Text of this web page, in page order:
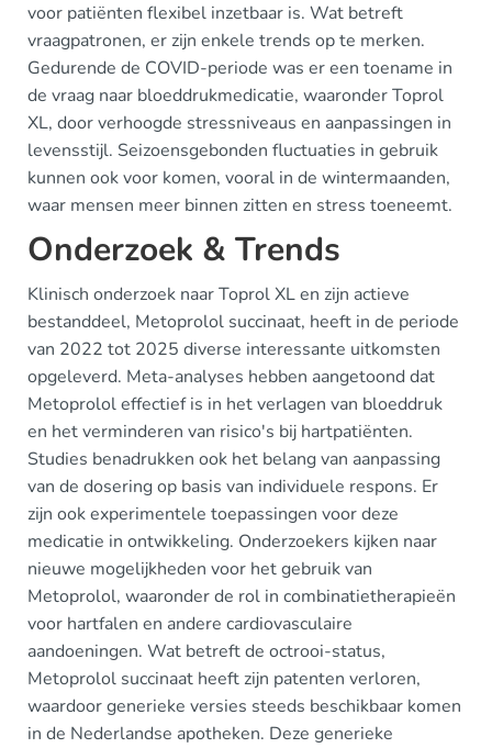
voor patiënten flexibel inzetbaar is. Wat betreft
vraagpatronen, er zijn enkele trends op te merken.
Gedurende de COVID-periode was er een toename in
de vraag naar bloeddrukmedicatie, waaronder Toprol
XL, door verhoogde stressniveaus en aanpassingen in
levensstijl. Seizoensgebonden fluctuaties in gebruik
kunnen ook voor komen, vooral in de wintermaanden,
waar mensen meer binnen zitten en stress toeneemt.
Onderzoek & Trends
Klinisch onderzoek naar Toprol XL en zijn actieve
bestanddeel, Metoprolol succinaat, heeft in de periode
van 2022 tot 2025 diverse interessante uitkomsten
opgeleverd. Meta-analyses hebben aangetoond dat
Metoprolol effectief is in het verlagen van bloeddruk
en het verminderen van risico's bij hartpatiënten.
Studies benadrukken ook het belang van aanpassing
van de dosering op basis van individuele respons. Er
zijn ook experimentele toepassingen voor deze
medicatie in ontwikkeling. Onderzoekers kijken naar
nieuwe mogelijkheden voor het gebruik van
Metoprolol, waaronder de rol in combinatietherapieën
voor hartfalen en andere cardiovasculaire
aandoeningen. Wat betreft de octrooi-status,
Metoprolol succinaat heeft zijn patenten verloren,
waardoor generieke versies steeds beschikbaar komen
in de Nederlandse apotheken. Deze generieke